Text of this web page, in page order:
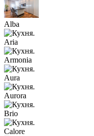
Alba
Aria
Armonia
Aura
Aurora
Brio
Calore